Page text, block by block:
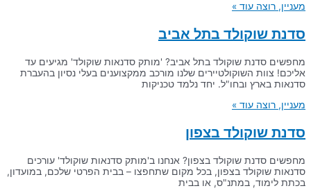
מעניין, רוצה עוד »
סדנת שוקולד בתל אביב
מחפשים סדנת שוקולד בתל אביב? 'מותק סדנאות שוקולד' מגיעים עד
אליכם! צוות השוקולטיירים שלנו מורכב ממקצוענים בעלי נסיון בהעברת
סדנאות בארץ ובחו"ל. יחד נלמד טכניקות
מעניין, רוצה עוד »
סדנת שוקולד בצפון
מחפשים סדנת שוקולד בצפון? אנחנו ב'מותק סדנאות שוקולד' עורכים
סדנאות שוקולד בצפון, בכל מקום שתחפצו – בבית הפרטי שלכם, במועדון,
בכתת לימוד, במתנ"ס, או בבית